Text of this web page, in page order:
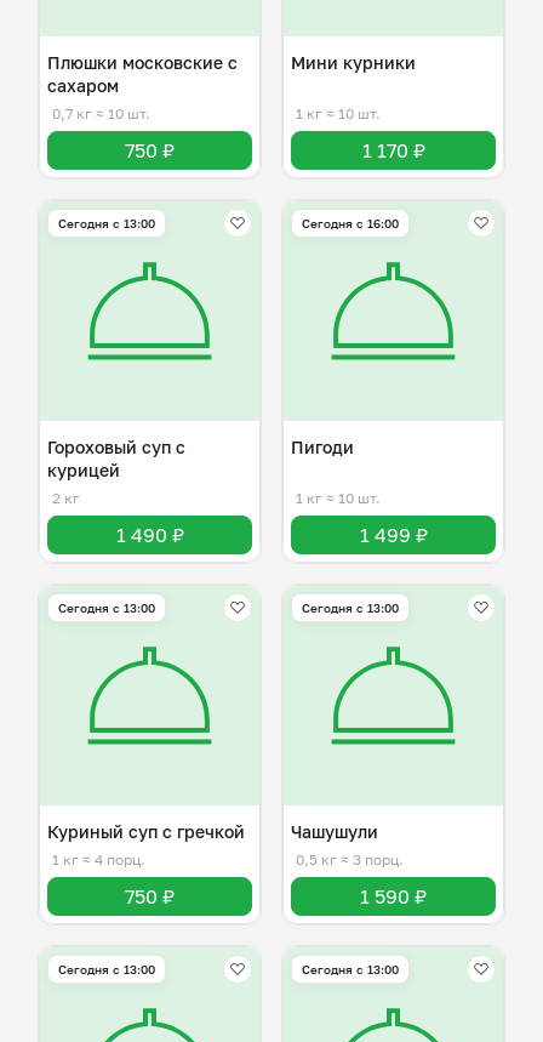
Плюшки московские с
сахаром
0,7 кг ≈ 10 шт.
750 ₽
Мини курники
1 кг ≈ 10 шт.
1 170 ₽
Сегодня с 13:00
Гороховый суп с
курицей
2 кг
1 490 ₽
Сегодня с 16:00
Пигоди
1 кг ≈ 10 шт.
1 499 ₽
Сегодня с 13:00
Куриный суп с гречкой
1 кг ≈ 4 порц.
750 ₽
Сегодня с 13:00
Чашушули
0,5 кг ≈ 3 порц.
1 590 ₽
Сегодня с 13:00 Сегодня с 13:00